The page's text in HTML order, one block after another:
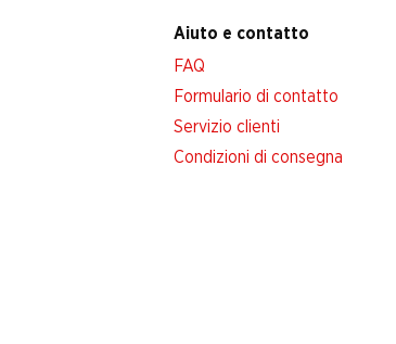
Aiuto e contatto
FAQ
Formulario di contatto
Servizio clienti
Condizioni di consegna